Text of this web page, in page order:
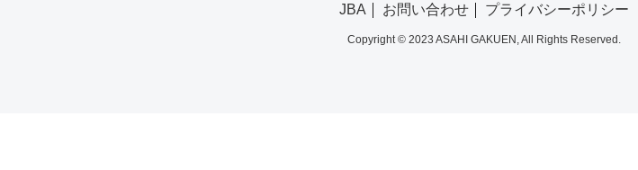
JBA お問い合わせ プライバシーポリシー
Copyright © 2023 ASAHI GAKUEN, All Rights Reserved.